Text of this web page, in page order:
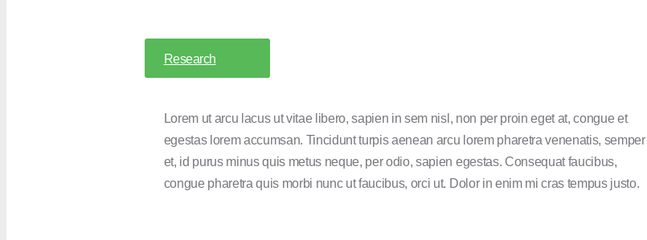
Research
Lorem ut arcu lacus ut vitae libero, sapien in sem nisl, non per proin eget at, congue et
egestas lorem accumsan. Tincidunt turpis aenean arcu lorem pharetra venenatis, semper
et, id purus minus quis metus neque, per odio, sapien egestas. Consequat faucibus,
congue pharetra quis morbi nunc ut faucibus, orci ut. Dolor in enim mi cras tempus justo.